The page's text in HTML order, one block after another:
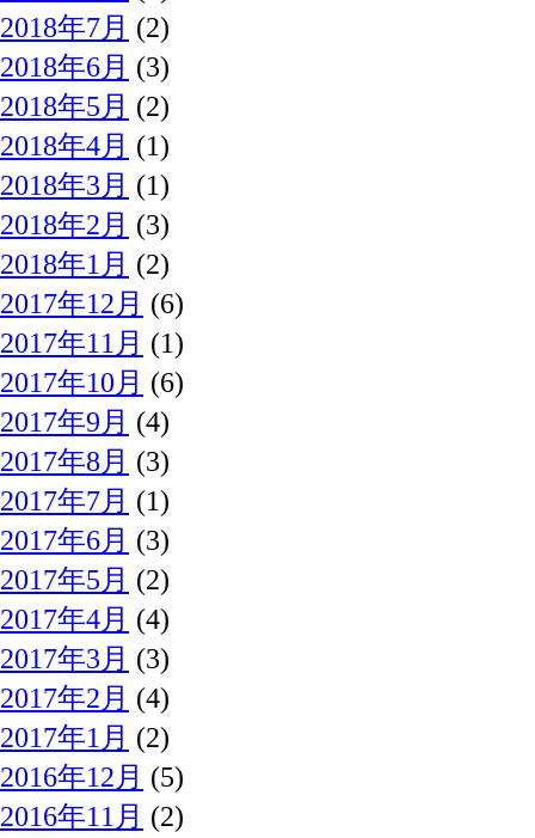
2018年7月 (2)
2018年6月 (3)
2018年5月 (2)
2018年4月 (1)
2018年3月 (1)
2018年2月 (3)
2018年1月 (2)
2017年12月 (6)
2017年11月 (1)
2017年10月 (6)
2017年9月 (4)
2017年8月 (3)
2017年7月 (1)
2017年6月 (3)
2017年5月 (2)
2017年4月 (4)
2017年3月 (3)
2017年2月 (4)
2017年1月 (2)
2016年12月 (5)
2016年11月 (2)